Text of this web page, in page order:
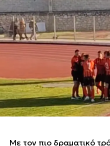
Με τον πιο δραματικό